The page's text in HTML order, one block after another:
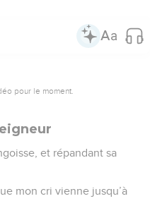
pour le moment.
et répandant sa
mon cri vienne jusqu’à